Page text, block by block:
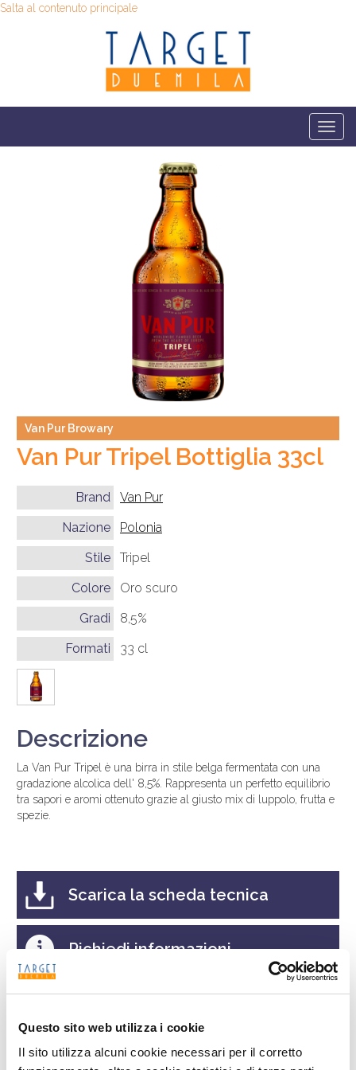
Questo sito web utilizza i cookie
Il sito utilizza alcuni cookie necessari per il corretto
Salta al contenuto principale
Van Pur Browary
Van Pur Tripel Bottiglia 33cl
Brand
Van Pur
Nazione
Polonia
Stile
Tripel
Colore
Oro scuro
Gradi
8,5%
Formati
33 cl
Descrizione
La Van Pur Tripel è una birra in stile belga fermentata con una
gradazione alcolica dell' 8,5%. Rappresenta un perfetto equilibrio
tra sapori e aromi ottenuto grazie al giusto mix di luppolo, frutta e
spezie.
Scarica la scheda tecnica
Richiedi informazioni
Ricerca